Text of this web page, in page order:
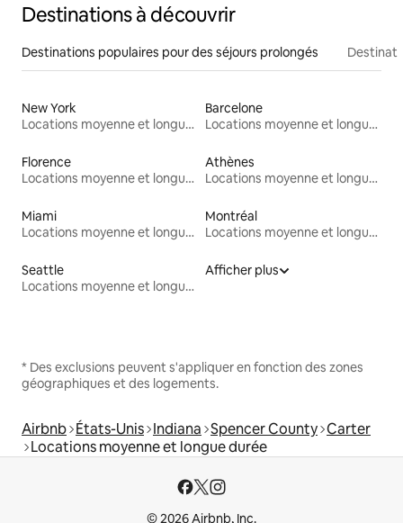
Destinations à découvrir
Destinations populaires pour des séjours prolongés
New York
Locations moyenne et longue durée
Barcelone
Locations moyenne et longue durée
Florence
Locations moyenne et longue durée
Athènes
Locations moyenne et longue durée
Miami
Locations moyenne et longue durée
Montréal
Locations moyenne et longue durée
Seattle
Locations moyenne et longue durée
Afficher plus
* Des exclusions peuvent s'appliquer en fonction des zones
géographiques et des logements.
Airbnb États-Unis Indiana Spencer County Carter
Locations moyenne et longue durée
© 2026 Airbnb, Inc.